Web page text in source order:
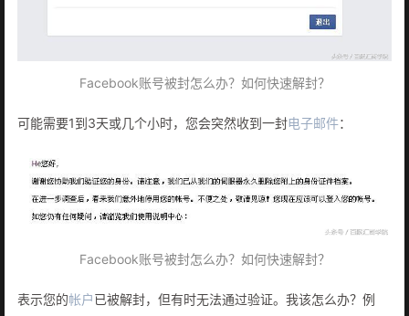
Facebook账号被封怎么办？如何快速解封？
可能需要1到3天或几个小时，您会突然收到一封电子邮件：
Facebook账号被封怎么办？如何快速解封？
表示您的帐户已被解封，但有时无法通过验证。我该怎么办？例